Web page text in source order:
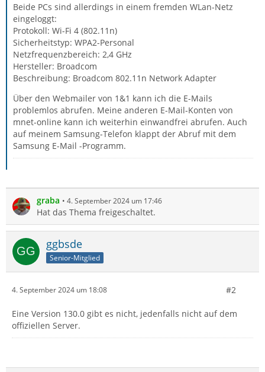
Beide PCs sind allerdings in einem fremden WLan-Netz
eingeloggt:
Protokoll: Wi-Fi 4 (802.11n)
Sicherheitstyp: WPA2-Personal
Netzfrequenzbereich: 2,4 GHz
Hersteller: Broadcom
Beschreibung: Broadcom 802.11n Network Adapter
Über den Webmailer von 1&1 kann ich die E-Mails
problemlos abrufen. Meine anderen E-Mail-Konten von
mnet-online kann ich weiterhin einwandfrei abrufen. Auch
auf meinem Samsung-Telefon klappt der Abruf mit dem
Samsung E-Mail -Programm.
graba 4. September 2024 um 17:46
Hat das Thema freigeschaltet.
ggbsde
Senior-Mitglied
4. September 2024 um 18:08 #2
Eine Version 130.0 gibt es nicht, jedenfalls nicht auf dem
offiziellen Server.